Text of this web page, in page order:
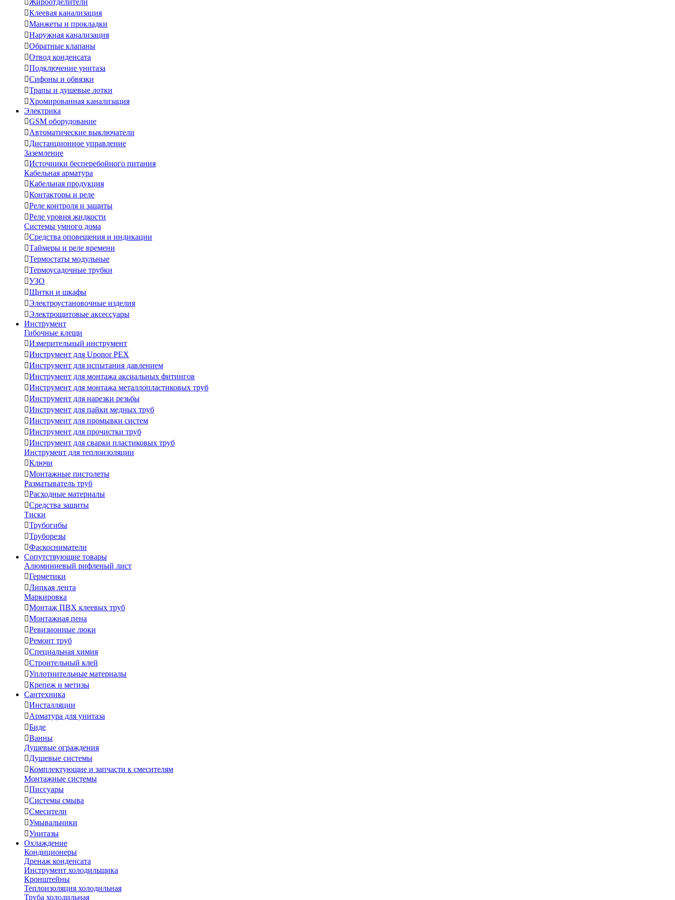
Жироотделители
Клеевая канализация
Манжеты и прокладки
Наружная канализация
Обратные клапаны
Отвод конденсата
Подключение унитаза
Сифоны и обвязки
Трапы и душевые лотки
Хромированная канализация
Электрика
GSM оборудование
Автоматические выключатели
Дистанционное управление
Заземление
Источники бесперебойного питания
Кабельная арматура
Кабельная продукция
Контакторы и реле
Реле контроля и защиты
Реле уровня жидкости
Системы умного дома
Средства оповещения и индикации
Таймеры и реле времени
Термостаты модульные
Термоусадочные трубки
УЗО
Щитки и шкафы
Электроустановочные изделия
Электрощитовые аксессуары
Инструмент
Гибочные клещи
Измерительный инструмент
Инструмент для Uponor PEX
Инструмент для испытания давлением
Инструмент для монтажа аксиальных фитингов
Инструмент для монтажа металлопластиковых труб
Инструмент для нарезки резьбы
Инструмент для пайки медных труб
Инструмент для промывки систем
Инструмент для прочистки труб
Инструмент для сварки пластиковых труб
Инструмент для теплоизоляции
Ключи
Монтажные пистолеты
Разматыватель труб
Расходные материалы
Средства защиты
Тиски
Трубогибы
Труборезы
Фаскосниматели
Сопутствующие товары
Алюминиевый рифленый лист
Герметики
Липкая лента
Маркировка
Монтаж ПВХ клеевых труб
Монтажная пена
Ревизионные люки
Ремонт труб
Специальная химия
Строительный клей
Уплотнительные материалы
Крепеж и метизы
Сантехника
Инсталляции
Арматура для унитаза
Биде
Ванны
Душевые ограждения
Душевые системы
Комплектующие и запчасти к смесителям
Монтажные системы
Писсуары
Системы смыва
Смесители
Умывальники
Унитазы
Охлаждение
Кондиционеры
Дренаж конденсата
Инструмент холодильщика
Кронштейны
Теплоизоляция холодильная
Труба холодильная